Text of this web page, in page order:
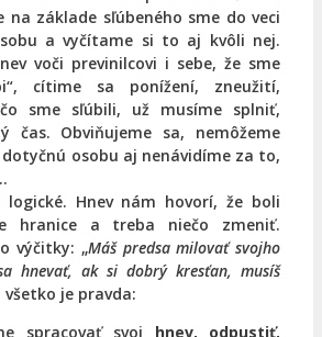
na základe sľúbeného sme do veci
a vyčítame si to aj kvôli nej.
voči previnilcovi i sebe, že sme
cítime sa ponížení, zneužití,
sme sľúbili, už musíme splniť,
čas. Obviňujeme sa, nemôžeme
osobu aj nenávidíme za to,
logické. Hnev nám hovorí, že boli
hranice a treba niečo zmeniť.
výčitky: „Máš predsa milovať svojho
hnevať, ak si dobrý kresťan, musíš
všetko je pravda:
spracovať svoj hnev, odpustiť,